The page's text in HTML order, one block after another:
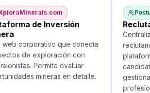
de Inversión
corporativo que conecta
de exploración con
Permite evaluar
mineras en detalle.
gestiona